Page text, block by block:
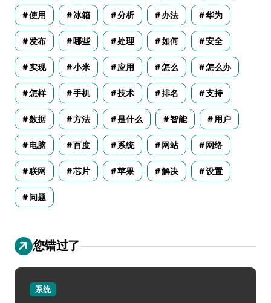
使用 冰箱 分析 办法 华为
发布 哪些 处理 如何 安全
实现 小米 应用 怎么 怎么办
怎样 手机 技术 排名 支持
数据 方法 是什么 智能 用户
电脑 百度 系统 网站 网络
联网 芯片 苹果 解决 设置
问题
您错过了
系统